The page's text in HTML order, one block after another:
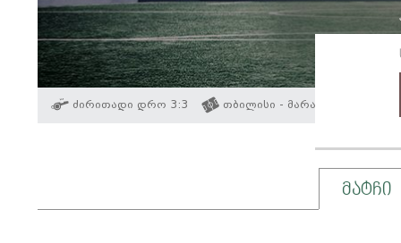
ძირითადი დრო 3:3 თბილისი - მარაკანა
მატჩი